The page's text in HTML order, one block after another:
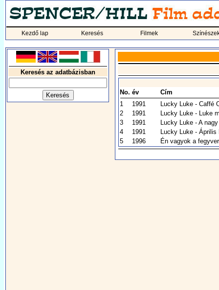
Kezdő lap Keresés Filmek
Keresés az adatbázisban
No. év
Cím
1
1991
Lucky Luke - Caffé
2
1991
Lucky Luke - Luke
3
1991
Lucky Luke - A
4
1991
Lucky Luke - Április
5
1996 Én vagyok a fegyver